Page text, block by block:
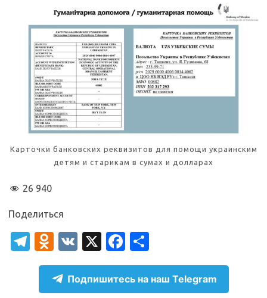
Карточки банковских реквизитов для помощи украинским
детям и старикам в сумах и долларах
26 940
Поделиться
T
el
O
d
n
V
K
X
Fa
c
e
т
п
Подпишитесь на наш Telegram